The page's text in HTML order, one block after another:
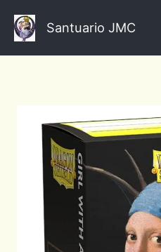
contenido
Santuario JMC